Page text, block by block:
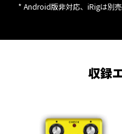
* Android版非対応、iRigは別
収録